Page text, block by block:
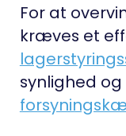
For at
kræves et
synlighed